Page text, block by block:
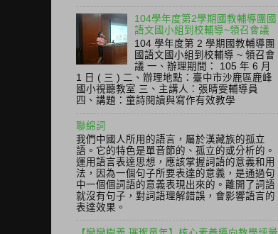
104學年度第2學期國教輔導團國
語文國小組到校輔導~領召會議
104 學年度第 2 學期國教輔導團
國語文國小組到校輔導 ~ 領召會
議 一、辦理期間： 105 年 6 月
1 日 ( 三 ) 二、辦理地點：臺中市沙鹿區鹿峰
國小視聽教室 三、主講人：張晴雯輔導員
四、講題：童詩閱讀與寫作有效教學
聯綿詞
我們中國人所用的語言，屬於漢藏族的孤立
語。它的特色是單音節的、孤立的或分析的。
運用語言表達思想，應該掌握詞語的意義和用
法，因為一個句子所要表達的意義，是通過句
中一個個詞語的意義表現出來的。離開了詞語
就沒有句子，對詞語理解錯誤，會影響語言的
表達效果。